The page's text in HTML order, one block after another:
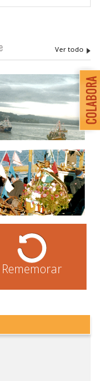
Rememorar